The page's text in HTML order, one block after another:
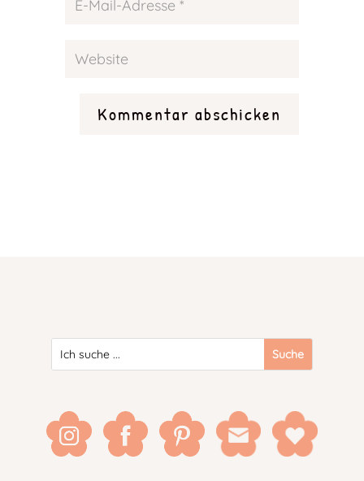
Kommentar abschicken